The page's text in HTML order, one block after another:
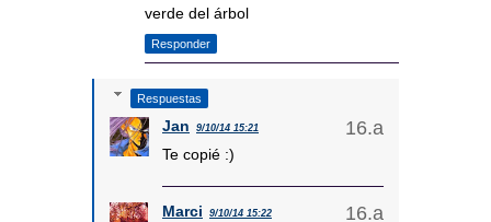
verde del árbol
Responder
Respuestas
Jan 9/10/14 15:21
Te copié :)
Marci 9/10/14 15:22